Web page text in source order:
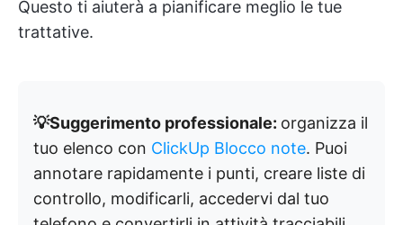
Questo ti aiuterà a pianificare meglio le tue
trattative.
💡Suggerimento professionale: organizza il
tuo elenco con ClickUp Blocco note. Puoi
annotare rapidamente i punti, creare liste di
controllo, modificarli, accedervi dal tuo